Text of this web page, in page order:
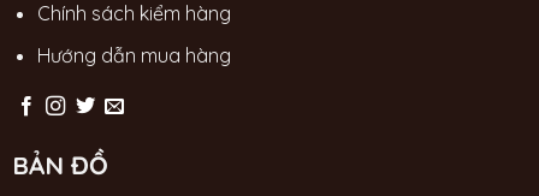
Chính sách kiểm hàng
Hướng dẫn mua hàng
BẢN ĐỒ